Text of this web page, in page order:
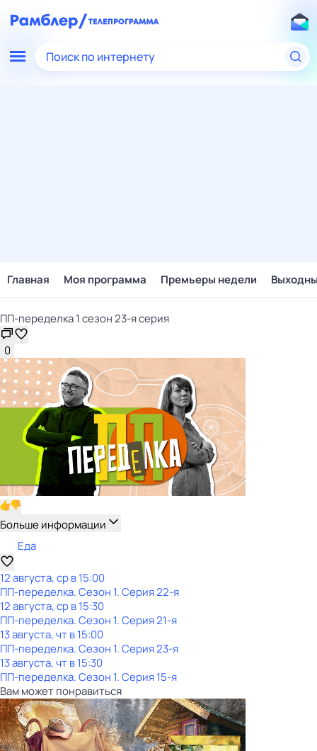
Поиск по интернету
Главная Моя программа Премьеры недели
ПП-переделка 1 сезон 23-я серия
0
Больше информации
Еда
12 августа, ср в 15:00
ПП-переделка. Сезон 1. Серия 22-я
12 августа, ср в 15:30
ПП-переделка. Сезон 1. Серия 21-я
13 августа, чт в 15:00
ПП-переделка. Сезон 1. Серия 23-я
13 августа, чт в 15:30
ПП-переделка. Сезон 1. Серия 15-я
Вам может понравиться